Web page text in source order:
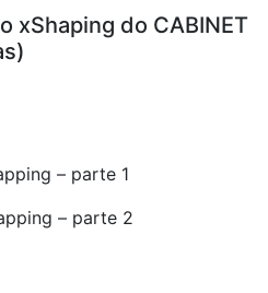
xShaping do CABINET
– parte 1
– parte 2